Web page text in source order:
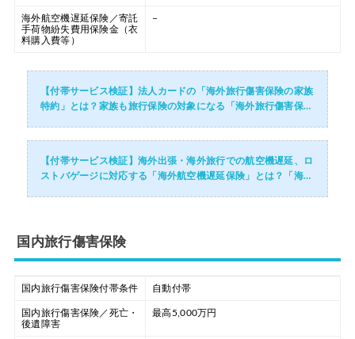
海外航空機遅延保険／寄託
手荷物紛失費用保険金（衣
料購入費等）
–
【付帯サービス検証】法人カードの「海外旅行傷害保険の家族
特約」とは？家族も旅行保険の対象になる「海外旅行傷害保険
【付帯サービス検証】海外出張・海外旅行での航空機遅延、ロ
ストバゲージに対応する「海外航空機遅延保険」とは？「海外
国内旅行傷害保険
国内旅行傷害保険付帯条件 自動付帯
国内旅行傷害保険／死亡・
後遺障害
最高5,000万円